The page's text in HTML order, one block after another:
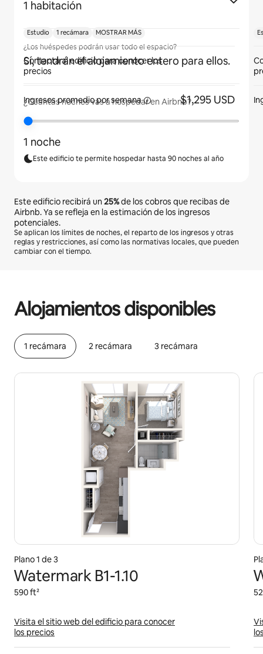
1 habitación
¿Los huéspedes podrán usar todo el espacio?
Sí, tendrán el alojamiento entero para ellos.
¿Cuántas noches vas a hospedar en Airbnb?
1 noche
Este edificio te permite hospedar hasta 90 noches al año
Este edificio recibirá un25%de los cobros que recibas de
Airbnb. Ya se refleja en la estimación de los ingresos
potenciales.
Se aplican los límites de noches, el reparto de los ingresos y otras
reglas y restricciones, así como las normativas locales, que pueden
cambiar con el tiempo.
Alojamientos disponibles
1 recámara 2 recámara 3 recámara
Plano 1 de 3
Watermark B1-1.10
590 ft²
Visita el sitio web del edificio para conocer
los precios
Estudio 1 recámara MOSTRAR MÁS
Contacta al edificio para conocer los
precios
Ingresos promedio porsemana $1,295 USD